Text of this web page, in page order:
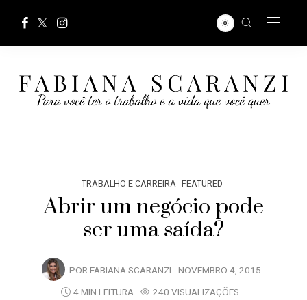
TRABALHO E CARREIRA FEATURED
Abrir um negócio pode
ser uma saída?
POR FABIANA SCARANZI NOVEMBRO 4, 2015
4 MIN LEITURA
240 VISUALIZAÇÕES